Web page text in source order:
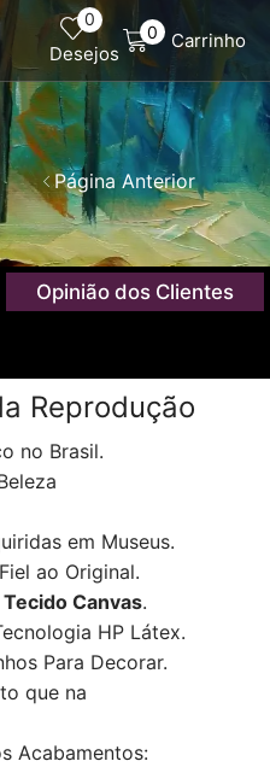
0
Desejos
0 Carrinho
Página Anterior
Opinião dos Clientes
Reprodução
no Brasil.
em Museus.
ao Original.
Tecido Canvas.
HP Látex.
Para Decorar.
que na
Acabamentos: